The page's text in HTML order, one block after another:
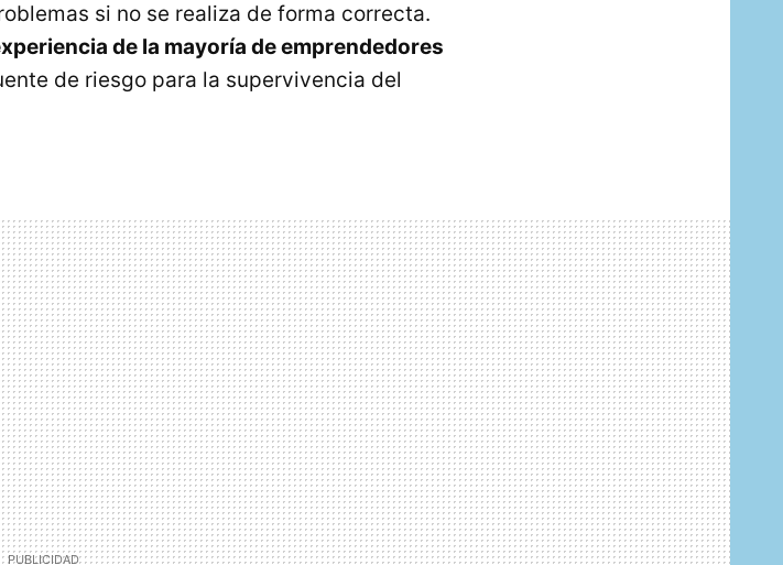
si no se realiza de forma correcta.
de la mayoría de emprendedores
de riesgo para la supervivencia del